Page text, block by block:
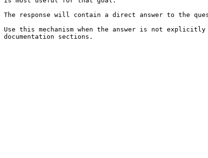
The response will contain a direct answer to the
Use this mechanism when the answer is not